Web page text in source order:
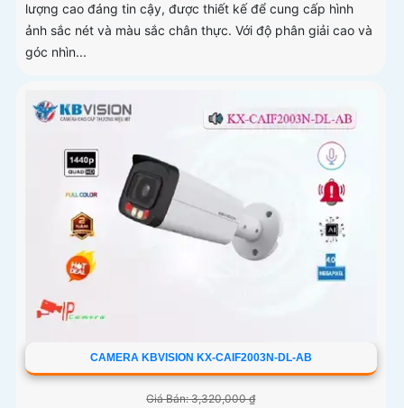
lượng cao đáng tin cậy, được thiết kế để cung cấp hình
ảnh sắc nét và màu sắc chân thực. Với độ phân giải cao và
góc nhìn...
CAMERA KBVISION KX-CAIF2003N-DL-AB
Giá Bán: 3,320,000 ₫